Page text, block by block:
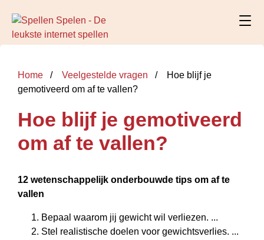
Home Veelgestelde vragen
Hoe blijf je
gemotiveerd om af te vallen?
Hoe blijf je gemotiveerd
om af te vallen?
12 wetenschappelijk onderbouwde tips om af te
vallen
Bepaal waarom jij gewicht wil verliezen. ...
Stel realistische doelen voor gewichtsverlies. ...